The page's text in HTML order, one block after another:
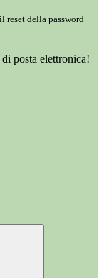
reset della password
posta elettronica!